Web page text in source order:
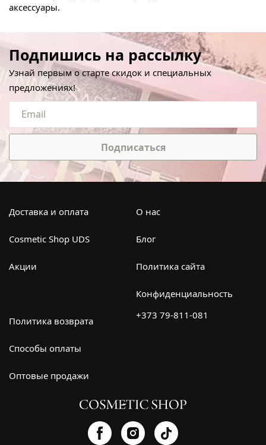
аксессуары.
Подпишись на рассылку
Узнай первым о старте скидок и специальных
предложениях!
Подписаться
Доставка и оплата
Cosmetic Shop UDS
Акции
О нас
Блог
Политика сайта
Конфиденциальность
Политика возврата
Способы оплаты
Оптовые продажи
+373 79-811-081